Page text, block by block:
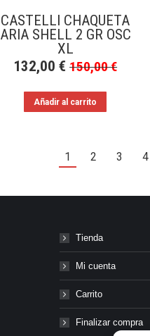
CASTELLI CHAQUETA
ARIA SHELL 2 GR OSC
XL
132,00€ 150,00€
Añadir al carrito
1 2 3 4
Tienda
Mi cuenta
Carrito
Finalizar compra